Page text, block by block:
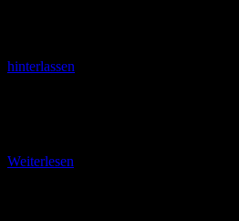
hinterlassen
Weiterlesen